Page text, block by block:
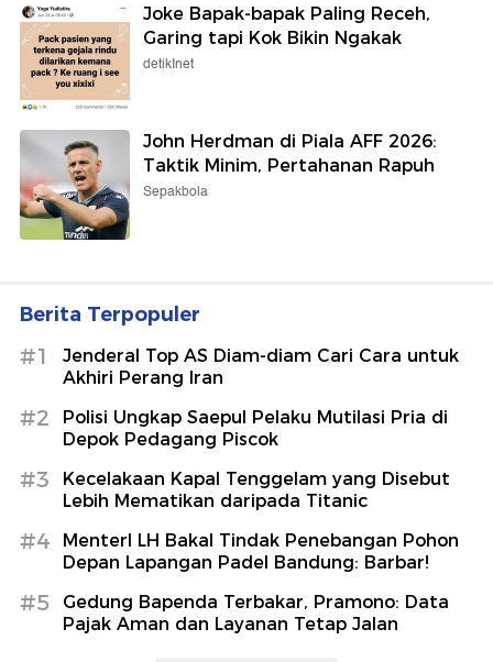
Joke Bapak-bapak Paling Receh,
Garing tapi Kok Bikin Ngakak
detikInet
John Herdman di Piala AFF 2026:
Taktik Minim, Pertahanan Rapuh
Sepakbola
Berita Terpopuler
#1
Jenderal Top AS Diam-diam Cari Cara untuk
Akhiri Perang Iran
#2
Polisi Ungkap Saepul Pelaku Mutilasi Pria di
Depok Pedagang Piscok
#3
Kecelakaan Kapal Tenggelam yang Disebut
Lebih Mematikan daripada Titanic
#4
MenterI LH Bakal Tindak Penebangan Pohon
Depan Lapangan Padel Bandung: Barbar!
#5
Gedung Bapenda Terbakar, Pramono: Data
Pajak Aman dan Layanan Tetap Jalan